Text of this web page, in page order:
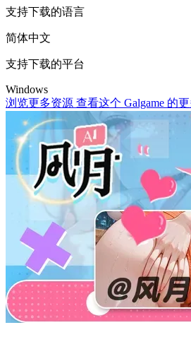
支持下载的语言
简体中文
支持下载的平台
Windows
浏览更多资源 查看这个 Galgame 的